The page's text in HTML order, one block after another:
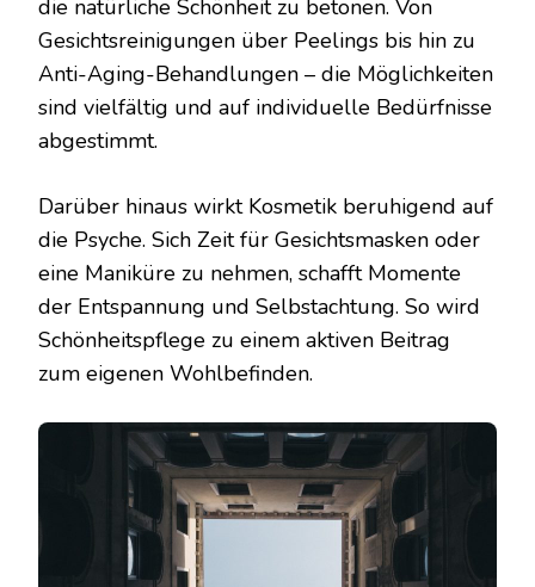
die natürliche Schönheit zu betonen. Von
Gesichtsreinigungen über Peelings bis hin zu
Anti-Aging-Behandlungen – die Möglichkeiten
sind vielfältig und auf individuelle Bedürfnisse
abgestimmt.
Darüber hinaus wirkt Kosmetik beruhigend auf
die Psyche. Sich Zeit für Gesichtsmasken oder
eine Maniküre zu nehmen, schafft Momente
der Entspannung und Selbstachtung. So wird
Schönheitspflege zu einem aktiven Beitrag
zum eigenen Wohlbefinden.